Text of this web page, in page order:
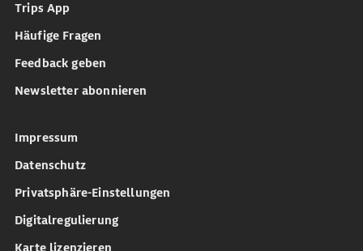
Trips App
Häufige Fragen
Feedback geben
Newsletter abonnieren
Impressum
Datenschutz
Privatsphäre-Einstellungen
Digitalregulierung
Karte lizenzieren